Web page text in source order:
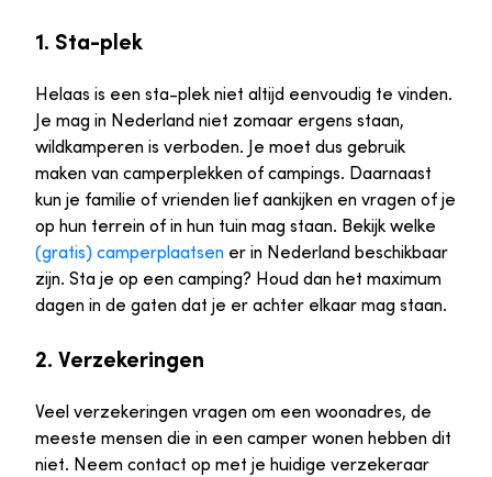
1. Sta-plek
Helaas is een sta-plek niet altijd eenvoudig te vinden.
Je mag in Nederland niet zomaar ergens staan,
wildkamperen is verboden. Je moet dus gebruik
maken van camperplekken of campings. Daarnaast
kun je familie of vrienden lief aankijken en vragen of je
op hun terrein of in hun tuin mag staan. Bekijk welke
(gratis) camperplaatsen er in Nederland beschikbaar
zijn. Sta je op een camping? Houd dan het maximum
dagen in de gaten dat je er achter elkaar mag staan.
2. Verzekeringen
Veel verzekeringen vragen om een woonadres, de
meeste mensen die in een camper wonen hebben dit
niet. Neem contact op met je huidige verzekeraar